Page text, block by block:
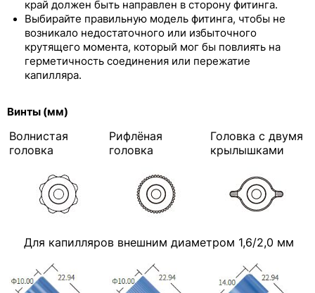
край должен быть направлен в сторону фитинга.
Выбирайте правильную модель фитинга, чтобы не
возникало недостаточного или избыточного
крутящего момента, который мог бы повлиять на
герметичность соединения или пережатие
капилляра.
Винты (мм)
Волнистая
головка
Рифлёная
головка
Головка с двумя
крылышками
Для капилляров внешним диаметром 1,6/2,0 мм